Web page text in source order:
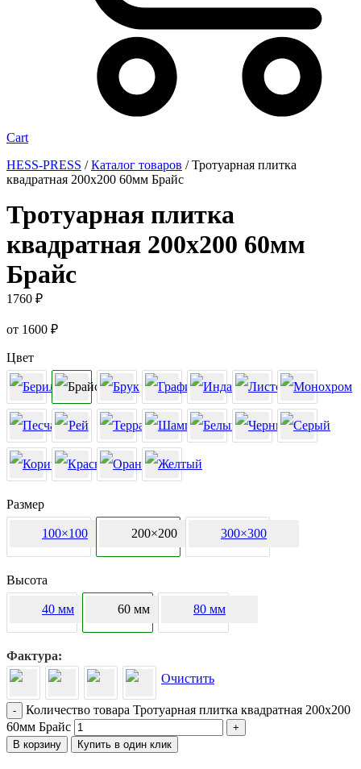
Cart
HESS-PRESS /Каталог товаров /Тротуарная плитка
квадратная 200х200 60мм Брайс
Тротуарная плитка
квадратная 200х200 60мм
Брайс
1760 ₽
от 1600 ₽
Цвет
Размер
100×100 200×200 300×300
Высота
40 мм 60 мм 80 мм
Фактура
Очистить
-
Количество товара Тротуарная плитка квадратная 200х200
60мм Брайс
+
В корзину
Купить в один клик